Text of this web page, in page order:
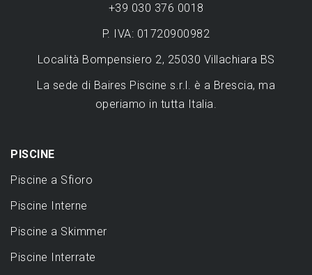
+39 030 376 0018
P. IVA: 01720900982
Località Bompensiero 2, 25030 Villachiara BS
La sede di Baires Piscine s.r.l. è a Brescia, ma
operiamo in tutta Italia.
PISCINE
Piscine a Sfioro
Piscine Interne
Piscine a Skimmer
Piscine Interrate